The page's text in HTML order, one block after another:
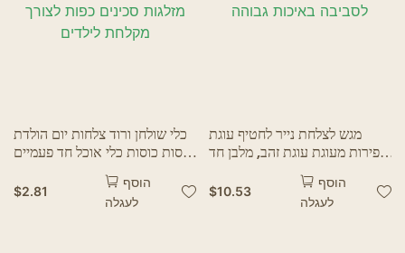
כלי שולחן ורוד צלחות יום הולדת
כוסות כוסות כלי אוכל חד פעמיים
כוסות נייר צלחות מזלגות סכינים
כפות לצורך מקלחת לילדים
$2.81
הוסף
לעגלה
מגש לצלחת נייר לחטיף עוגת
פירות מעוגת עוגת זהב, מלבן חד
פעמי ידידותי לסביבה באיכות
גבוהה
$10.53
הוסף
לעגלה